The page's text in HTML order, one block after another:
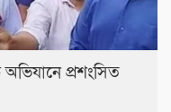
প্রশংসিত